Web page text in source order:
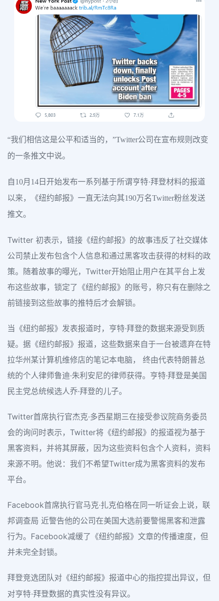
“我们相信这是公平和适当的，”Twitter公司在宣布规则改变
的一条推文中说。
自10月14日开始发布一系列基于所谓亨特·拜登材料的报道
以来，《纽约邮报》一直无法向其190万名Twitter粉丝发送
推文。
Twitter 初表示，链接《纽约邮报》的故事违反了社交媒体
公司禁止发布包含个人信息和通过黑客攻击获得的材料的政
策。随着故事的曝光，Twitter开始阻止用户在其平台上发
布这些故事，锁定了《纽约邮报》的账号，称只有在删除之
前链接到这些故事的推特后才会解锁。
当《纽约邮报》发表报道时，亨特·拜登的数据来源受到质
疑。据《纽约邮报》报道，这些数据来自于一台被遗弃在特
拉华州某计算机维修店的笔记本电脑， 终由代表特朗普总
统的个人律师鲁迪·朱利安尼的律师获得。亨特·拜登是美国
民主党总统候选人乔·拜登的儿子。
Twitter首席执行官杰克·多西星期三在接受参议院商务委员
会的询问时表示，Twitter将《纽约邮报》的报道视为基于
黑客资料，并将其屏蔽，因为这些资料包含个人资料，资料
来源不明。他说：我们不希望Twitter成为黑客资料的发布
平台。
Facebook首席执行官马克·扎克伯格在同一听证会上说，联
邦调查局 近警告他的公司在美国大选前要警惕黑客和泄露
行为。Facebook减缓了《纽约邮报》文章的传播速度，但
并未完全封锁。
拜登竞选团队对《纽约邮报》报道中心的指控提出异议，但
对亨特·拜登数据的真实性没有异议。